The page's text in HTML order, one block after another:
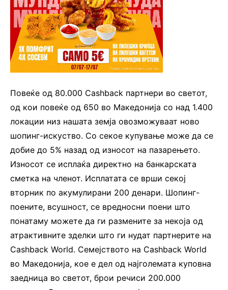
Повеќе од 80.000 Cashback партнери во светот,
од кои повеќе од 650 во Македонија со над 1.400
локации низ нашата земја овозможуваат ново
шопинг-искуство. Со секое купување може да се
добие до 5% назад од износот на пазарењето.
Износот се исплаќа директно на банкарската
сметка на членот. Исплатата се врши секој
вторник по акумулирани 200 денари. Шопинг-
поените, всушност, се вредносни поени што
понатаму можете да ги размените за некоја од
атрактивните зделки што ги нудат партнерите на
Cashback World. Семејството на Cashback World
во Македонија, кое е дел од најголемата куповна
заедница во светот, брои речиси 200.000